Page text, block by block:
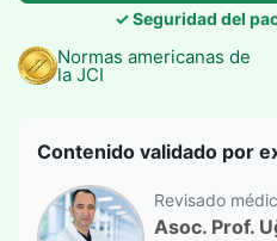
✓ Seguridad del
Normas americanas de
la JCI
Contenido validado por
Revisado
Asoc. Prof.